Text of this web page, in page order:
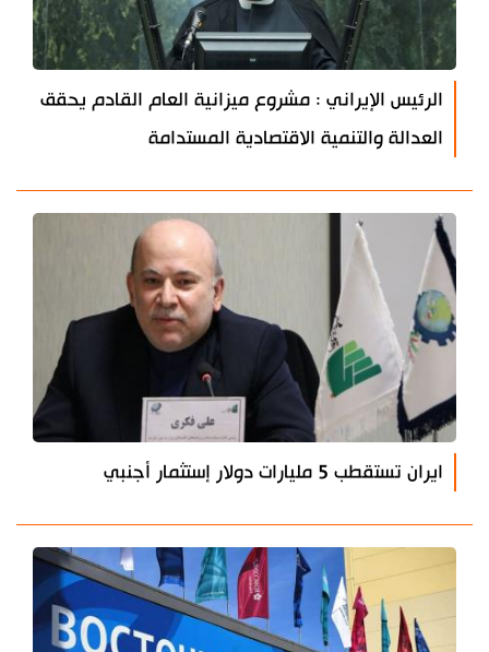
الرئيس الإيراني : مشروع ميزانية العام القادم يحقق
العدالة والتنمية الاقتصادية المستدامة
ايران تستقطب 5 مليارات دولار إستثمار أجنبي